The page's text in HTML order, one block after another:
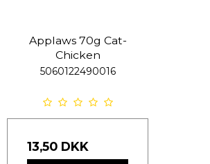
Applaws 70g Cat-
Chicken
5060122490016
13,50 DKK